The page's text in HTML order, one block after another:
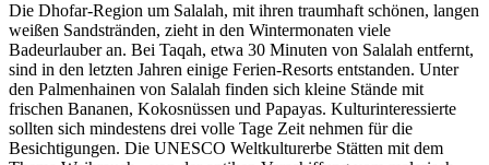
Die Dhofar-Region um Salalah, mit ihren traumhaft schönen, langen
weißen Sandstränden, zieht in den Wintermonaten viele
Badeurlauber an. Bei Taqah, etwa 30 Minuten von Salalah entfernt,
sind in den letzten Jahren einige Ferien-Resorts entstanden. Unter
den Palmenhainen von Salalah finden sich kleine Stände mit
frischen Bananen, Kokosnüssen und Papayas. Kulturinteressierte
sollten sich mindestens drei volle Tage Zeit nehmen für die
Besichtigungen. Die UNESCO Weltkulturerbe Stätten mit dem